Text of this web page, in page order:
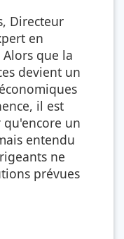
Directeur
en
que la
devient un
il est
un
entendu
ne
prévues